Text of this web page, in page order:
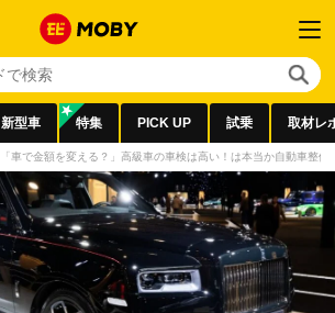
新型車 特集 PICK UP 試乗 取材レ
「車で金額を変える？」高級車の車検は高い！は本当か自動車整備